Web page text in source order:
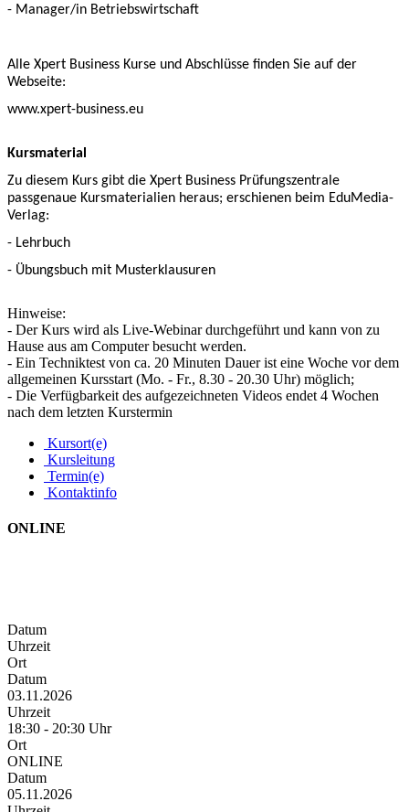
- Manager/in Betriebswirtschaft
Alle Xpert Business Kurse und Abschlüsse finden Sie auf der
Webseite:
www.xpert-business.eu
Kursmaterial
Zu diesem Kurs gibt die Xpert Business Prüfungszentrale
passgenaue Kursmaterialien heraus; erschienen beim EduMedia-
Verlag:
- Lehrbuch
- Übungsbuch mit Musterklausuren
Hinweise:
- Der Kurs wird als Live-Webinar durchgeführt und kann von zu
Hause aus am Computer besucht werden.
- Ein Techniktest von ca. 20 Minuten Dauer ist eine Woche vor dem
allgemeinen Kursstart (Mo. - Fr., 8.30 - 20.30 Uhr) möglich;
- Die Verfügbarkeit des aufgezeichneten Videos endet 4 Wochen
nach dem letzten Kurstermin
Kursort(e)
Kursleitung
Termin(e)
Kontaktinfo
ONLINE
Datum
Uhrzeit
Ort
Datum
03.11.2026
Uhrzeit
18:30 - 20:30 Uhr
Ort
ONLINE
Datum
05.11.2026